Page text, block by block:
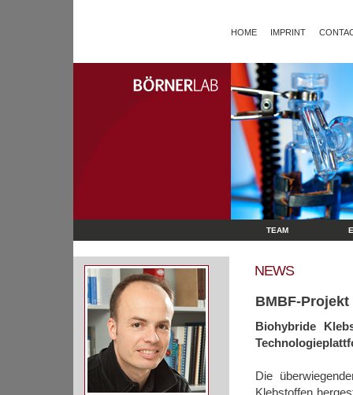
HOME IMPRINT
TEAM
NEWS
BMBF-Projekt
Biohybride
Die
Klebstoffen